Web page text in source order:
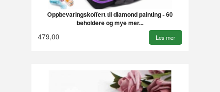
Oppbevaringskoffert til diamond painting - 60
beholdere og mye mer...
479,00 Les mer